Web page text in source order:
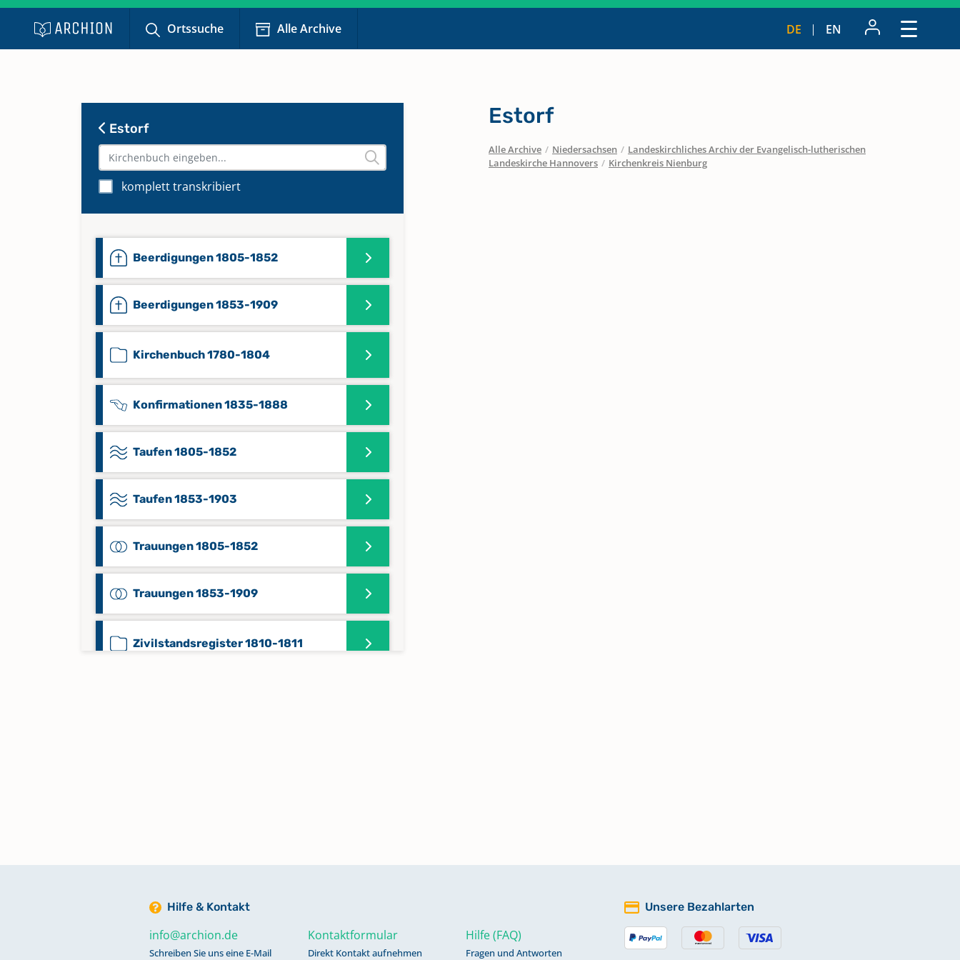
Ortssuche Alle Archive DE EN
Estorf
komplett transkribiert
Beerdigungen 1805-1852
Beerdigungen 1853-1909
Kirchenbuch 1780-1804
Konfirmationen 1835-1888
Taufen 1805-1852
Taufen 1853-1903
Trauungen 1805-1852
Trauungen 1853-1909
Zivilstandsregister 1810-1811
Estorf
Alle Archive / Niedersachsen / Landeskirchliches Archiv der Evangelisch-lutherischen
Landeskirche Hannovers / Kirchenkreis Nienburg
Hilfe & Kontakt
info@archion.de
Schreiben Sie uns eine E-Mail
Kontaktformular
Direkt Kontakt aufnehmen
Hilfe (FAQ)
Fragen und Antworten
Unsere Bezahlarten